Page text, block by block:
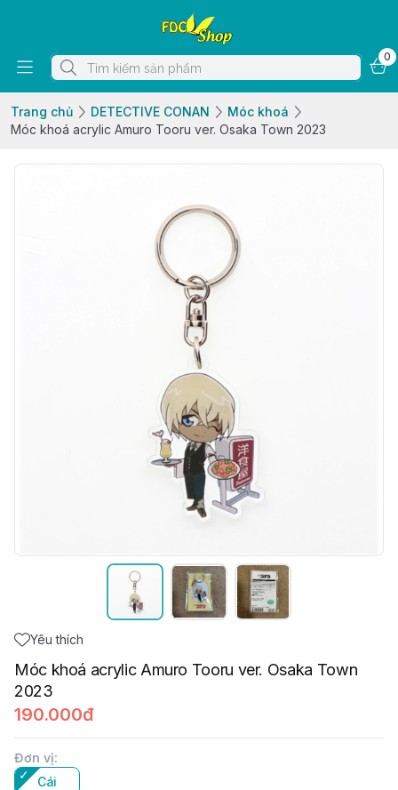
0
Trang chủ DETECTIVE CONAN
Móc khoá
Móc khoá acrylic Amuro Tooru ver. Osaka Town 2023
Yêu thích
Móc khoá acrylic Amuro Tooru ver. Osaka Town
2023
190.000đ
Đơn vị:
Cái